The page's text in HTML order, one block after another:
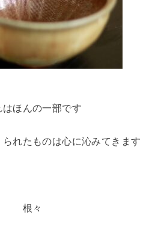
はほんの一部です
れたものは心に沁みてきます
根々